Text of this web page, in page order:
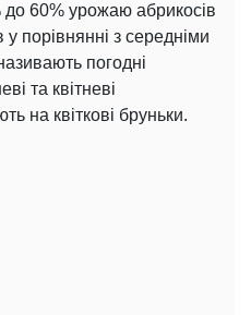
до 60% урожаю абрикосів
у порівнянні з середніми
погодні
та квітневі
на квіткові бруньки.